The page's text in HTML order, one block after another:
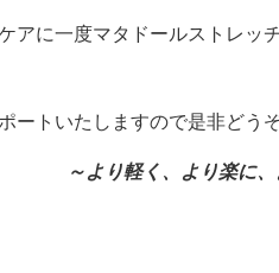
アに一度マタドールストレッ
ートいたしますので是非どう
～より軽く、より楽に